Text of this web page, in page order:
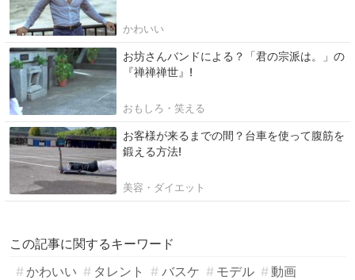
かわいい
お坊さんバンドによる？「君の宗派は。」の
『禅禅禅世』!
おもしろ・笑える
お客様が来るまでの間？台車を使って腹筋を
鍛える方法!
美容・ダイエット
この記事に関するキーワード
かわいい
タレント バスケ モデル
動画